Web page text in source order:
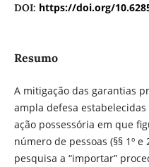
DOI: https://doi.org/
Resumo
A mitigação das garantias
ampla defesa
ação possessória em que
número de pessoas (§§ 1º e
pesquisa a “importar”